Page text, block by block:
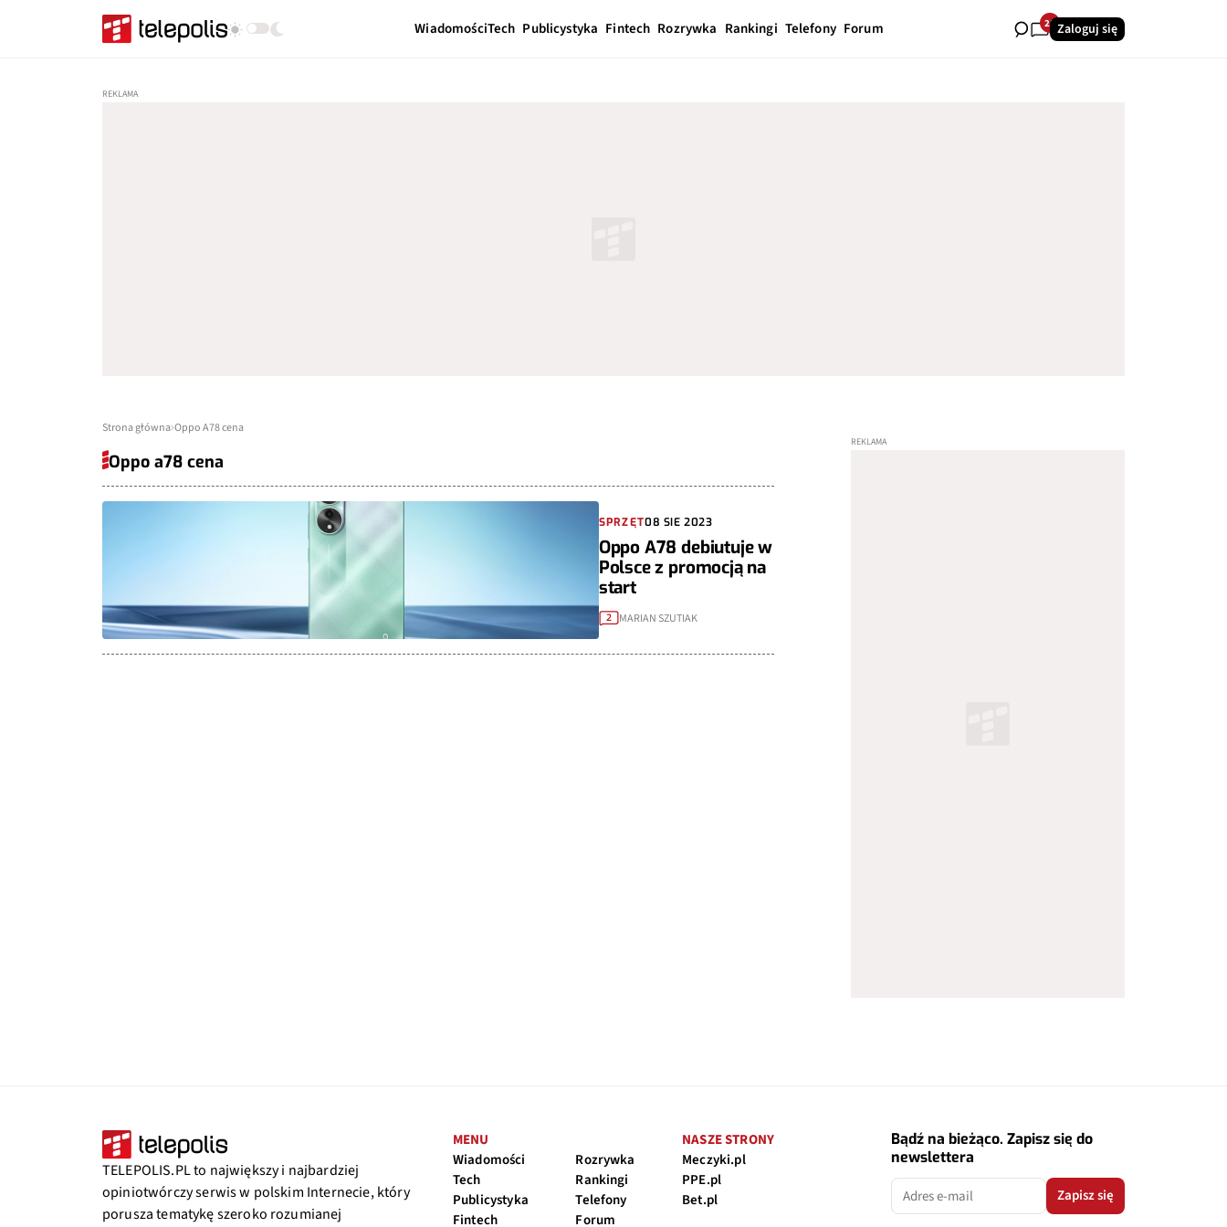
WiadomościTech Publicystyka Fintech Rozrywka Rankingi Telefony Forum 25Zaloguj się
Strona główna Oppo A78 cena
Oppo a78 cena
SPRZĘT08 SIE 2023
Oppo A78 debiutuje w
Polsce z promocją na
start
2 MARIAN SZUTIAK
TELEPOLIS.PL to największy i najbardziej
opiniotwórczy serwis w polskim Internecie, który
porusza tematykę szeroko rozumianej
MENU
Wiadomości
Tech
Publicystyka
Fintech
Rozrywka
Rankingi
Telefony
Forum
NASZE STRONY
Meczyki.pl
PPE.pl
Bet.pl
Bądź na bieżąco. Zapisz się do
newslettera
Zapisz się